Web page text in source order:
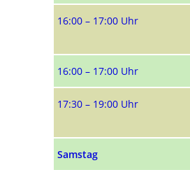
16:00 – 17:00 Uhr
16:00 – 17:00 Uhr
17:30 – 19:00 Uhr
Samstag